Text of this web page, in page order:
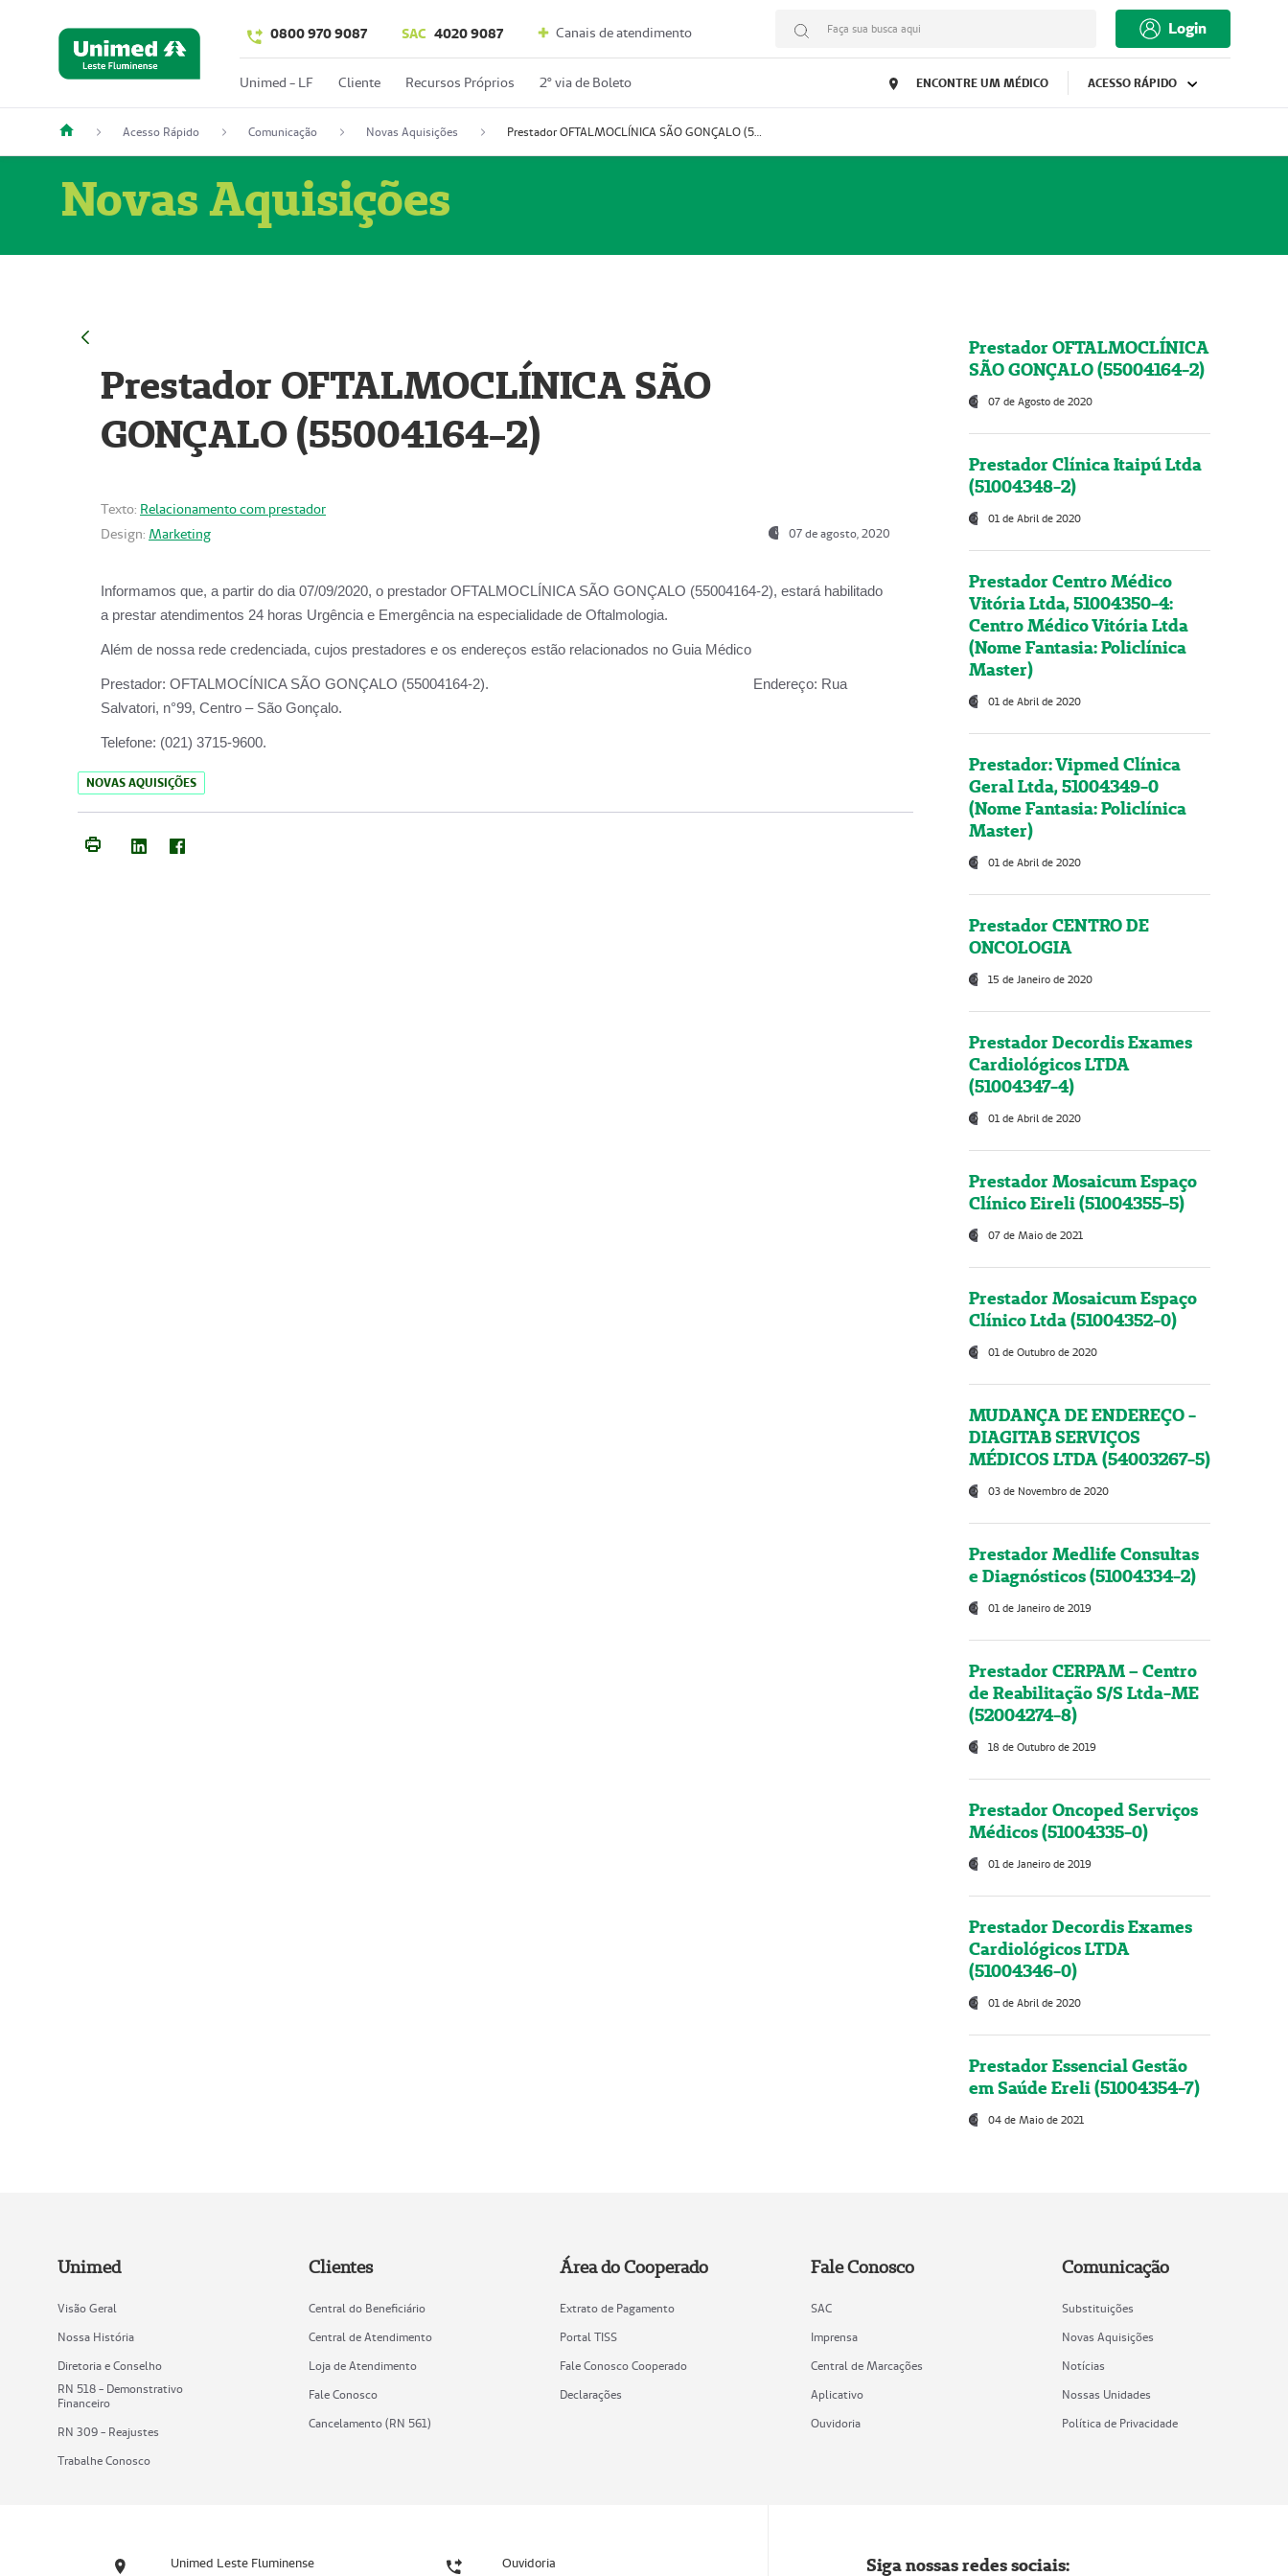
0800 970 9087 SAC 4020 9087 Canais de atendimento Faça sua busca aqui Login
Unimed - LF Cliente Recursos Próprios 2º via de Boleto ENCONTRE UM MÉDICO ACESSO RÁPIDO
Acesso Rápido Comunicação Novas Aquisições Prestador OFTALMOCLÍNICA SÃO GONÇALO (55004164-2)
Novas Aquisições
Prestador OFTALMOCLÍNICA SÃO
GONÇALO (55004164-2)
Texto: Relacionamento com prestador
Design: Marketing 07 de agosto, 2020
Informamos que, a partir do dia 07/09/2020, o prestador OFTALMOCLÍNICA SÃO GONÇALO (55004164-2), estará habilitado
a prestar atendimentos 24 horas Urgência e Emergência na especialidade de Oftalmologia.
Além de nossa rede credenciada, cujos prestadores e os endereços estão relacionados no Guia Médico
Prestador: OFTALMOCÍNICA SÃO GONÇALO (55004164-2). Endereço: Rua
Salvatori, n°99, Centro – São Gonçalo.
Telefone: (021) 3715-9600.
NOVAS AQUISIÇÕES
Prestador OFTALMOCLÍNICA
SÃO GONÇALO (55004164-2)
07 de Agosto de 2020
Prestador Clínica Itaipú Ltda
(51004348-2)
01 de Abril de 2020
Prestador Centro Médico
Vitória Ltda, 51004350-4:
Centro Médico Vitória Ltda
(Nome Fantasia: Policlínica
Master)
01 de Abril de 2020
Prestador: Vipmed Clínica
Geral Ltda, 51004349-0
(Nome Fantasia: Policlínica
Master)
01 de Abril de 2020
Prestador CENTRO DE
ONCOLOGIA
15 de Janeiro de 2020
Prestador Decordis Exames
Cardiológicos LTDA
(51004347-4)
01 de Abril de 2020
Prestador Mosaicum Espaço
Clínico Eireli (51004355-5)
07 de Maio de 2021
Prestador Mosaicum Espaço
Clínico Ltda (51004352-0)
01 de Outubro de 2020
MUDANÇA DE ENDEREÇO -
DIAGITAB SERVIÇOS
MÉDICOS LTDA (54003267-5)
03 de Novembro de 2020
Prestador Medlife Consultas
e Diagnósticos (51004334-2)
01 de Janeiro de 2019
Prestador CERPAM – Centro
de Reabilitação S/S Ltda-ME
(52004274-8)
18 de Outubro de 2019
Prestador Oncoped Serviços
Médicos (51004335-0)
01 de Janeiro de 2019
Prestador Decordis Exames
Cardiológicos LTDA
(51004346-0)
01 de Abril de 2020
Prestador Essencial Gestão
em Saúde Ereli (51004354-7)
04 de Maio de 2021
Unimed
Visão Geral
Nossa História
Diretoria e Conselho
RN 518 - Demonstrativo
Financeiro
RN 309 - Reajustes
Trabalhe Conosco
Clientes
Central do Beneficiário
Central de Atendimento
Loja de Atendimento
Fale Conosco
Cancelamento (RN 561)
Área do Cooperado
Extrato de Pagamento
Portal TISS
Fale Conosco Cooperado
Declarações
Fale Conosco
SAC
Imprensa
Central de Marcações
Aplicativo
Ouvidoria
Comunicação
Substituições
Novas Aquisições
Notícias
Nossas Unidades
Política de Privacidade
Unimed Leste Fluminense Ouvidoria Siga nossas redes sociais: